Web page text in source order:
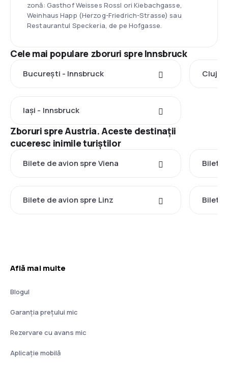
zonă: Gasthof Weisses Rossl ori Kiebachgasse,
Weinhaus Happ (Herzog-Friedrich-Strasse) sau
Restaurantul Speckeria, de pe Hofgasse.
Cele mai populare zboruri spre Innsbruck
București - Innsbruck Cluj-
Iași - Innsbruck
Zboruri spre Austria. Aceste destinații
cuceresc inimile turiștilor
Bilete de avion spre Viena Bilete
Bilete de avion spre Linz Bilete
Află mai multe
Blogul
Garanția prețului mic
Rezervare cu avans mic
Aplicație mobilă